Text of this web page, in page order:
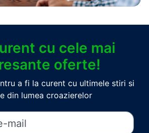
cu cele mai
oferte!
a fi la curent cu ultimele stiri si
din lumea croazierelor